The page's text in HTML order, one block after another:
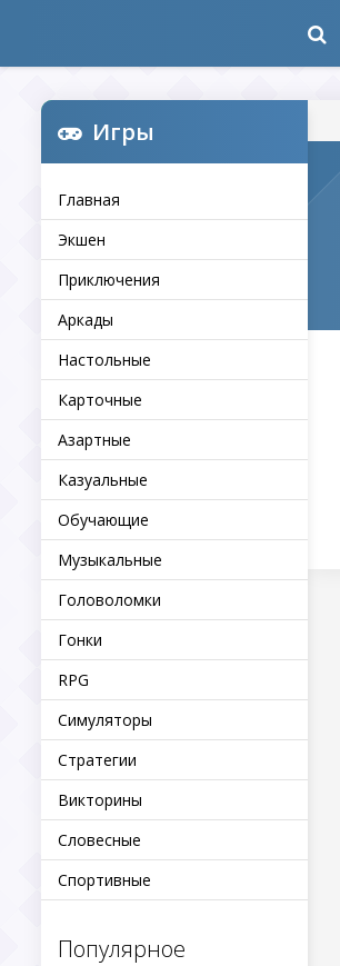
Игры
Главная
Экшен
Приключения
Аркады
Настольные
Карточные
Азартные
Казуальные
Обучающие
Музыкальные
Головоломки
Гонки
RPG
Симуляторы
Стратегии
Викторины
Словесные
Спортивные
Популярное